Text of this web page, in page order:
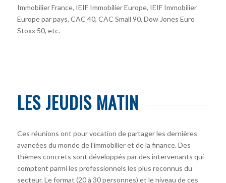
Immobilier France, IEIF Immobilier Europe, IEIF Immobilier
Europe par pays, CAC 40, CAC Small 90, Dow Jones Euro
Stoxx 50, etc.
LES JEUDIS MATIN
Ces réunions ont pour vocation de partager les dernières
avancées du monde de l’immobilier et de la finance. Des
thèmes concrets sont développés par des intervenants qui
comptent parmi les professionnels les plus reconnus du
secteur. Le format (20 à 30 personnes) et le niveau de ces